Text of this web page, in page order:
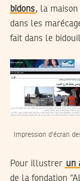
bidons, la maison
dans les
fait dans le
Impression d'écran
Pour illustrer un
de la fondation